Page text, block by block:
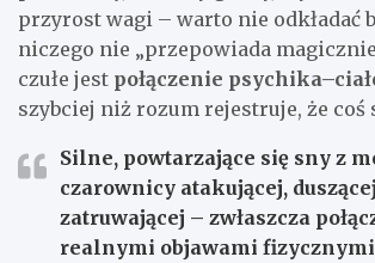
przyrost wagi – warto nie odkładać
niczego nie „przepowiada
czułe jest połączenie
szybciej niż rozum rejestruje, że coś
Silne, powtarzające się sny z
czarownicy atakującej,
zatruwającej – zwłaszcza
realnymi objawami fizycznymi